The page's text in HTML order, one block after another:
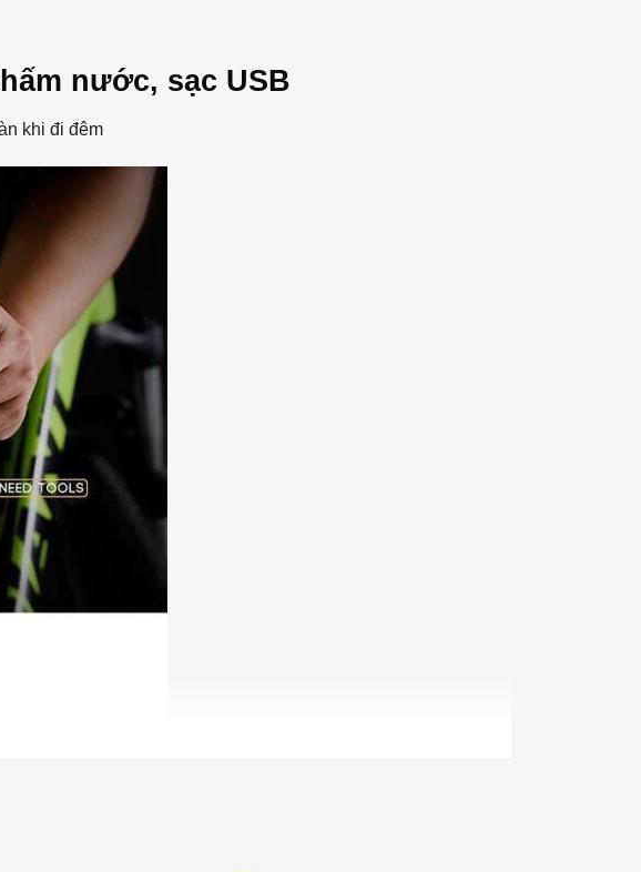
nước, sạc USB
khi đi đêm